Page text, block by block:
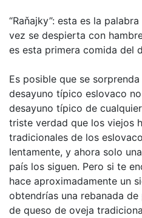
“Raňajky”: esta es la
vez se despierta con
es esta primera comida del
Es posible que se
desayuno típico eslovaco
desayuno típico de
triste verdad que los viejos
tradicionales de los
lentamente, y ahora solo
país los siguen. Pero si te
hace aproximadamente un
obtendrías una rebanada
de queso de oveja